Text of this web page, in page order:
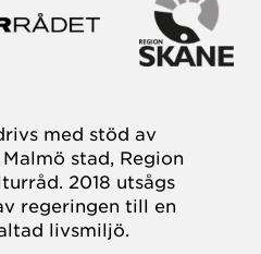
med stöd av
stad, Region
2018 utsågs
regeringen till en
livsmiljö.